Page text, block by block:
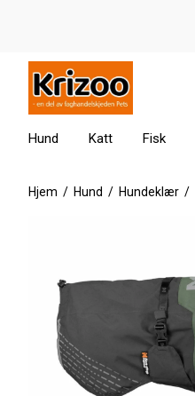
Hund Katt Fisk
Hjem / Hund / Hundeklær /